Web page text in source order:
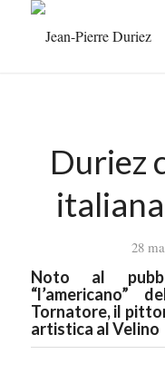
Duriez
28
Noto al
“l’americano”
Tornatore, il
artistica al Velino